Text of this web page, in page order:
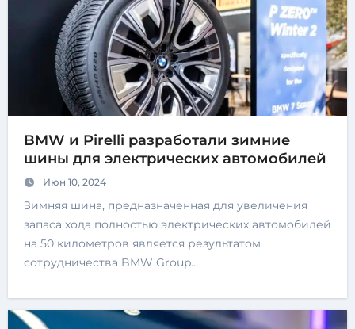
BMW и Pirelli разработали зимние
шины для электрических автомобилей
Июн 10, 2024
Зимняя шина, предназначенная для увеличения
запаса хода полностью электрических автомобилей
на 50 километров является результатом
сотрудничества BMW Group…